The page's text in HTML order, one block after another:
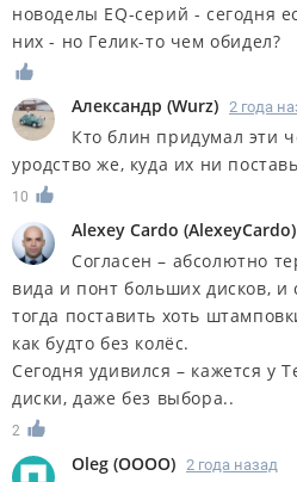
новоделы EQ-серий - сегодня
них - но Гелик-то чем обидел?
Александр (Wurz) 2 года
Кто блин придумал эти
уродство же, куда их ни
10
Alexey Cardo (AlexeyCardo)
Согласен – абсолютно
вида и понт больших дисков,
тогда поставить хоть
как будто без колёс.
Сегодня удивился – кажется у
диски, даже без выбора..
2
Oleg (OOOO) 2 года назад